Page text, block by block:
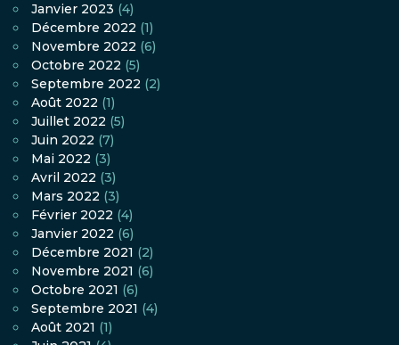
Janvier 2023 (4)
Décembre 2022 (1)
Novembre 2022 (6)
Octobre 2022 (5)
Septembre 2022 (2)
Août 2022 (1)
Juillet 2022 (5)
Juin 2022 (7)
Mai 2022 (3)
Avril 2022 (3)
Mars 2022 (3)
Février 2022 (4)
Janvier 2022 (6)
Décembre 2021 (2)
Novembre 2021 (6)
Octobre 2021 (6)
Septembre 2021 (4)
Août 2021 (1)